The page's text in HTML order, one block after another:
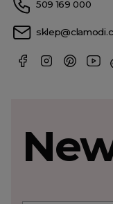
509 169 000